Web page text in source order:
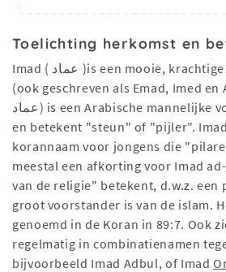
Toelichting herkomst en
Imad ( عماد )is een mooie, krachtige
(ook geschreven als Emad, Imed en
عماد) is een Arabische mannelijke voor- en achternaam
en betekent "steun" of "pijler".
korannaam voor jongens die
meestal een afkorting voor Imad ad-
van de religie" betekent, d.w.z. een
groot voorstander is van de islam.
genoemd in de Koran in 89:7. Ook
regelmatig in combinatienamen
bijvoorbeeld Imad Adbul, of Imad